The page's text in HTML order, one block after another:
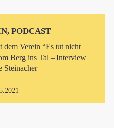
PODCAST
dem Verein “Es tut nicht
Berg ins Tal – Interview
Steinacher